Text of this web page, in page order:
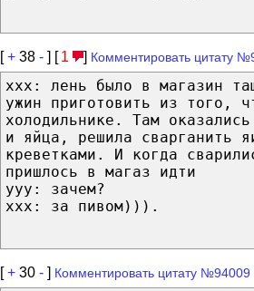
[+ 38 - ] [ 1 ] Комментировать цитату
xxx: лень было в магазин
ужин приготовить из того,
холодильнике. Там
и яйца, решила сварганить
креветками. И когда
пришлось в магаз идти
ууу: зачем?
ххх: за пивом))).
[+ 30 - ] Комментировать цитату №94009